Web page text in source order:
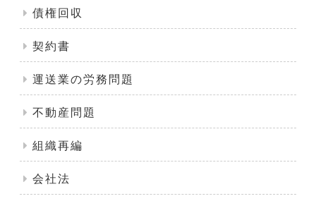
債権回収
契約書
運送業の労務問題
不動産問題
組織再編
会社法